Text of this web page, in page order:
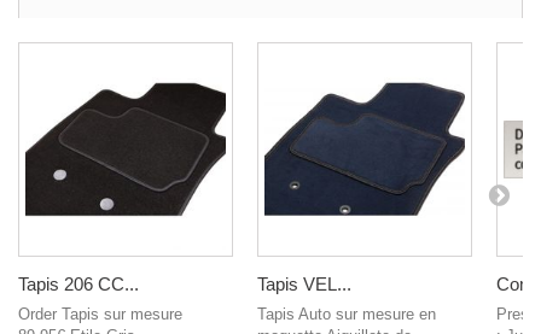
Tapis 206 CC...
Order Tapis sur mesure
Tapis VEL...
Tapis Auto sur mesure en